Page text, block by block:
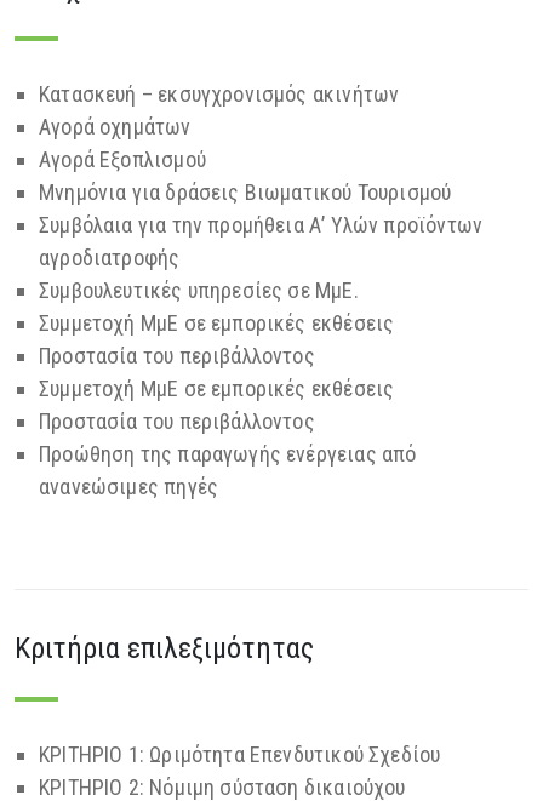
Κατασκευή – εκσυγχρονισμός ακινήτων
Αγορά οχημάτων
Αγορά Εξοπλισμού
Μνημόνια για δράσεις Βιωματικού Τουρισμού
Συμβόλαια για την προμήθεια Α’ Υλών προϊόντων
αγροδιατροφής
Συμβουλευτικές υπηρεσίες σε MμE.
Συμμετοχή MμE σε εμπορικές εκθέσεις
Προστασία του περιβάλλοντος
Συμμετοχή ΜμΕ σε εμπορικές εκθέσεις
Προστασία του περιβάλλοντος
Προώθηση της παραγωγής ενέργειας από
ανανεώσιμες πηγές
Κριτήρια επιλεξιμότητας
ΚΡΙΤΗΡΙΟ 1: Ωριμότητα Επενδυτικού Σχεδίου
ΚΡΙΤΗΡΙΟ 2: Νόμιμη σύσταση δικαιούχου